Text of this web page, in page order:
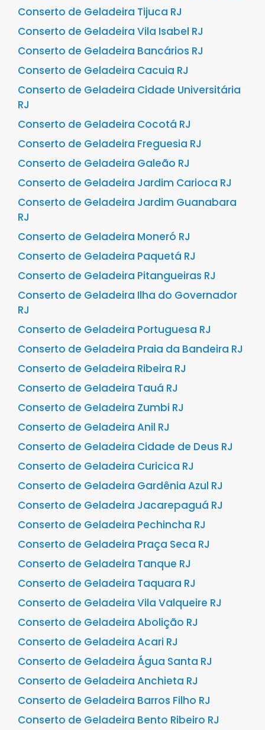
Conserto de Geladeira Tijuca RJ
Conserto de Geladeira Vila Isabel RJ
Conserto de Geladeira Bancários RJ
Conserto de Geladeira Cacuia RJ
Conserto de Geladeira Cidade Universitária
RJ
Conserto de Geladeira Cocotá RJ
Conserto de Geladeira Freguesia RJ
Conserto de Geladeira Galeão RJ
Conserto de Geladeira Jardim Carioca RJ
Conserto de Geladeira Jardim Guanabara
RJ
Conserto de Geladeira Moneró RJ
Conserto de Geladeira Paquetá RJ
Conserto de Geladeira Pitangueiras RJ
Conserto de Geladeira Ilha do Governador
RJ
Conserto de Geladeira Portuguesa RJ
Conserto de Geladeira Praia da Bandeira RJ
Conserto de Geladeira Ribeira RJ
Conserto de Geladeira Tauá RJ
Conserto de Geladeira Zumbi RJ
Conserto de Geladeira Anil RJ
Conserto de Geladeira Cidade de Deus RJ
Conserto de Geladeira Curicica RJ
Conserto de Geladeira Gardênia Azul RJ
Conserto de Geladeira Jacarepaguá RJ
Conserto de Geladeira Pechincha RJ
Conserto de Geladeira Praça Seca RJ
Conserto de Geladeira Tanque RJ
Conserto de Geladeira Taquara RJ
Conserto de Geladeira Vila Valqueire RJ
Conserto de Geladeira Abolição RJ
Conserto de Geladeira Acari RJ
Conserto de Geladeira Água Santa RJ
Conserto de Geladeira Anchieta RJ
Conserto de Geladeira Barros Filho RJ
Conserto de Geladeira Bento Ribeiro RJ